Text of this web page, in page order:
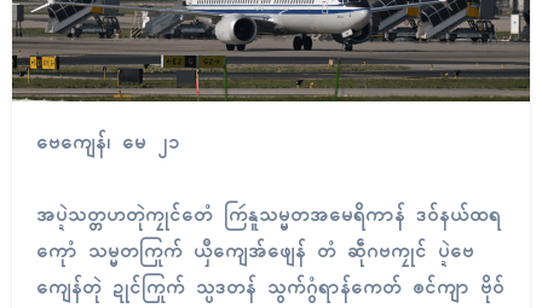
ဗေကျေန်၊ မေ ၂၁
အပ္ဍဲသတ္တဟတုဲကၠုၚ်တေံ ကြဴနူသမ္မတအမေရိကာန် ဒဝ်နယ်ထရ
ကေုာံ သမ္မတကြုက် ယှဳကျေအ်ဖျေန် တံ ဆဵုဂဗကၠုၚ် ပ္ဍဲဗေ
ကျေန်တုဲ ဍုၚ်ကြုက် သ္ပဒတန် သွက်ဂွံရာန်ကေတ် ၜင်ကျာ ဗိုဝ်